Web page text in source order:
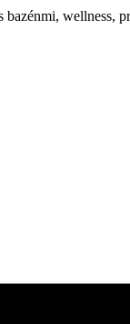
wellness,